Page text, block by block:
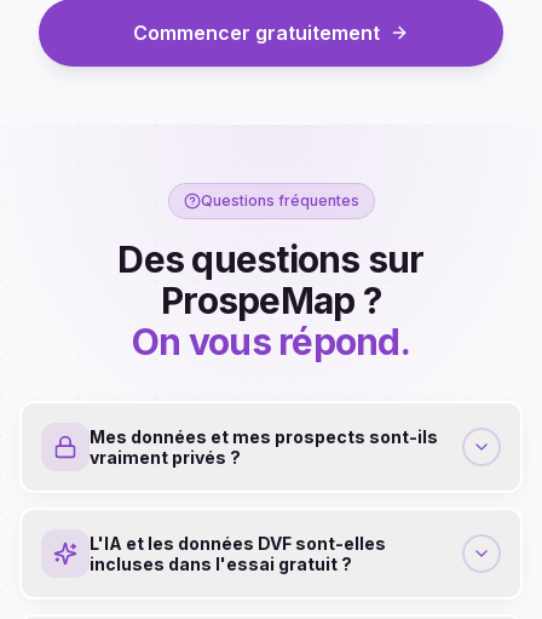
Commencer gratuitement
Questions fréquentes
Des questions sur
ProspeMap ?
On vous répond.
Mes données et mes prospects sont-ils
vraiment privés ?
L'IA et les données DVF sont-elles
incluses dans l'essai gratuit ?